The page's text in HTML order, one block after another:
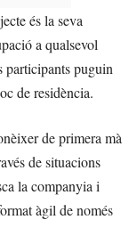
és la seva
a qualsevol
participants puguin
de residència.
de primera mà
de situacions
la companyia i
àgil de només